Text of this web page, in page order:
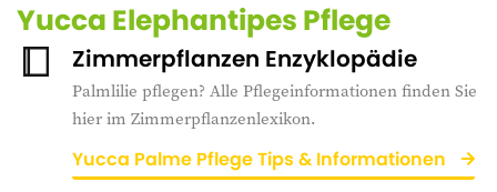
Yucca Elephantipes Pflege
Zimmerpflanzen Enzyklopädie
Palmlilie pflegen? Alle Pflegeinformationen finden Sie
hier im Zimmerpflanzenlexikon.
Yucca Palme Pflege Tips & Informationen